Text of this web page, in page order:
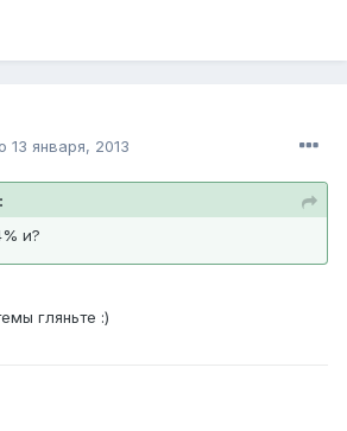
13 января, 2013
и?
гляньте :)